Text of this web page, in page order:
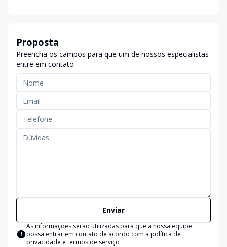
Proposta
Preencha os campos para que um de nossos especialistas
entre em contato
Enviar
As informações serão utilizadas para que a nossa equipe
possa entrar em contato de acordo com a política de
privacidade e termos de serviço